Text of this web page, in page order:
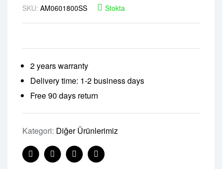
SKU: AM0601800SS Stokta
2 years warranty
Delivery time: 1-2 business days
Free 90 days return
Kategori: Diğer Ürünlerimiz
FacebookTwitterLinkedinPinterest